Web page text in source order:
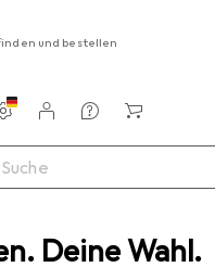
Deine Wahl.
und bestellen
Regal vidaXL Anja